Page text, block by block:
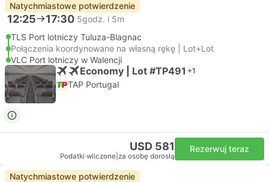
Natychmiastowe potwierdzenie
12:25 17:30 5godz. i 5m
TLS Port lotniczy Tuluza-Blagnac
Połączenia koordynowane na własną rękę | Lot+Lot
VLC Port lotniczy w Walencji
Economy | Lot #TP491 +1
TAP Portugal
USD 581
Podatki wliczone za osobę dorosłą
Rezerwuj teraz
Natychmiastowe potwierdzenie